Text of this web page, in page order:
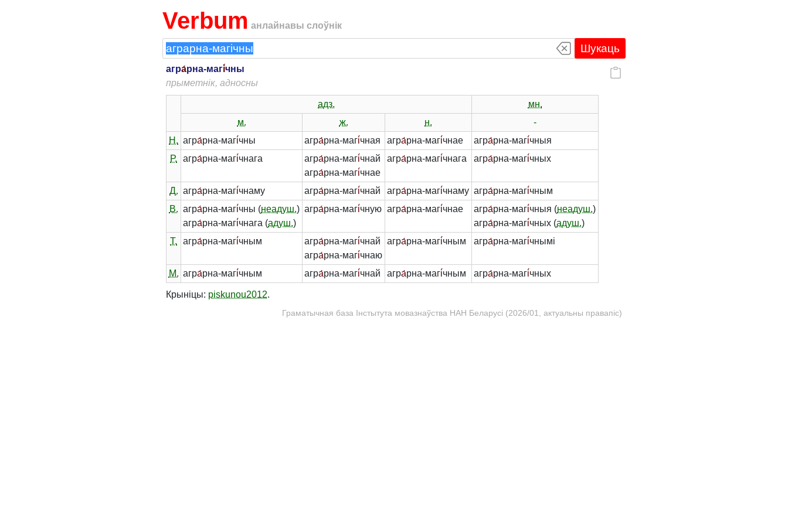
Verbum анлайнавы слоўнік
Шукаць
агра́рна-магі́чны
прыметнік, адносны
адз.
мн.
м.
ж. н.
-
Н. агра́рна-магі́чны агра́рна-магі́чная агра́рна-магі́чнае агра́рна-магі́чныя
Р.
агра́рна-магі́чнага агра́рна-магі́чнай
агра́рна-магі́чнае
агра́рна-магі́чнага агра́рна-магі́чных
Д. агра́рна-магі́чнаму агра́рна-магі́чнай агра́рна-магі́чнаму агра́рна-магі́чным
В. агра́рна-магі́чны (неадуш.)
агра́рна-магі́чнага (адуш.)
агра́рна-магі́чную агра́рна-магі́чнае агра́рна-магі́чныя (неадуш.)
агра́рна-магі́чных (адуш.)
Т.
агра́рна-магі́чным агра́рна-магі́чнай
агра́рна-магі́чнаю
агра́рна-магі́чным агра́рна-магі́чнымі
М. агра́рна-магі́чным агра́рна-магі́чнай агра́рна-магі́чным агра́рна-магі́чных
Крыніцы: piskunou2012.
Граматычная база Інстытута мовазнаўства НАН Беларусі (2026/01, актуальны правапіс)